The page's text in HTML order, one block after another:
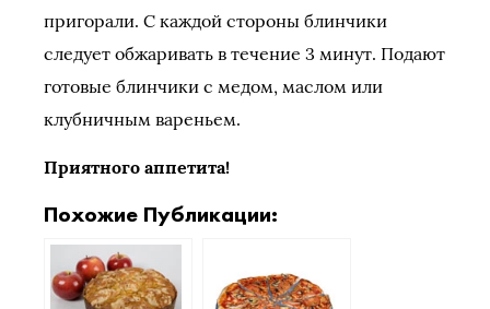
пригорали. С каждой стороны блинчики
следует обжаривать в течение 3 минут. Подают
готовые блинчики с медом, маслом или
клубничным вареньем.
Приятного аппетита!
Похожие Публикации: